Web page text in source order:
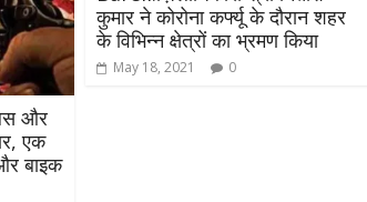
और
एक
बाइक
कुमार ने कोरोना कर्फ्यू के दौरान शहर
के विभिन्न क्षेत्रों का भ्रमण किया
May 18, 2021 0
के
0